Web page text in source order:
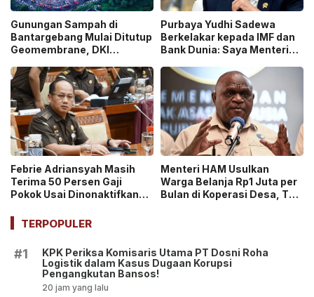
Gunungan Sampah di
Bantargebang Mulai Ditutup
Geomembrane, DKI
Sistem Open Dumping!
Purbaya Yudhi Sadewa
Berkelakar kepada IMF dan
Bank Dunia: Saya Menteri
Beruntung di Dunia!
Febrie Adriansyah Masih
Terima 50 Persen Gaji
Pokok Usai Dinonaktifkan
ASN Dihentikan!
Menteri HAM Usulkan
Warga Belanja Rp1 Juta per
Bulan di Koperasi Desa, Tuai
TERPOPULER
#1
KPK Periksa Komisaris Utama PT Dosni Roha
Logistik dalam Kasus Dugaan Korupsi
Pengangkutan Bansos!
20 jam yang lalu